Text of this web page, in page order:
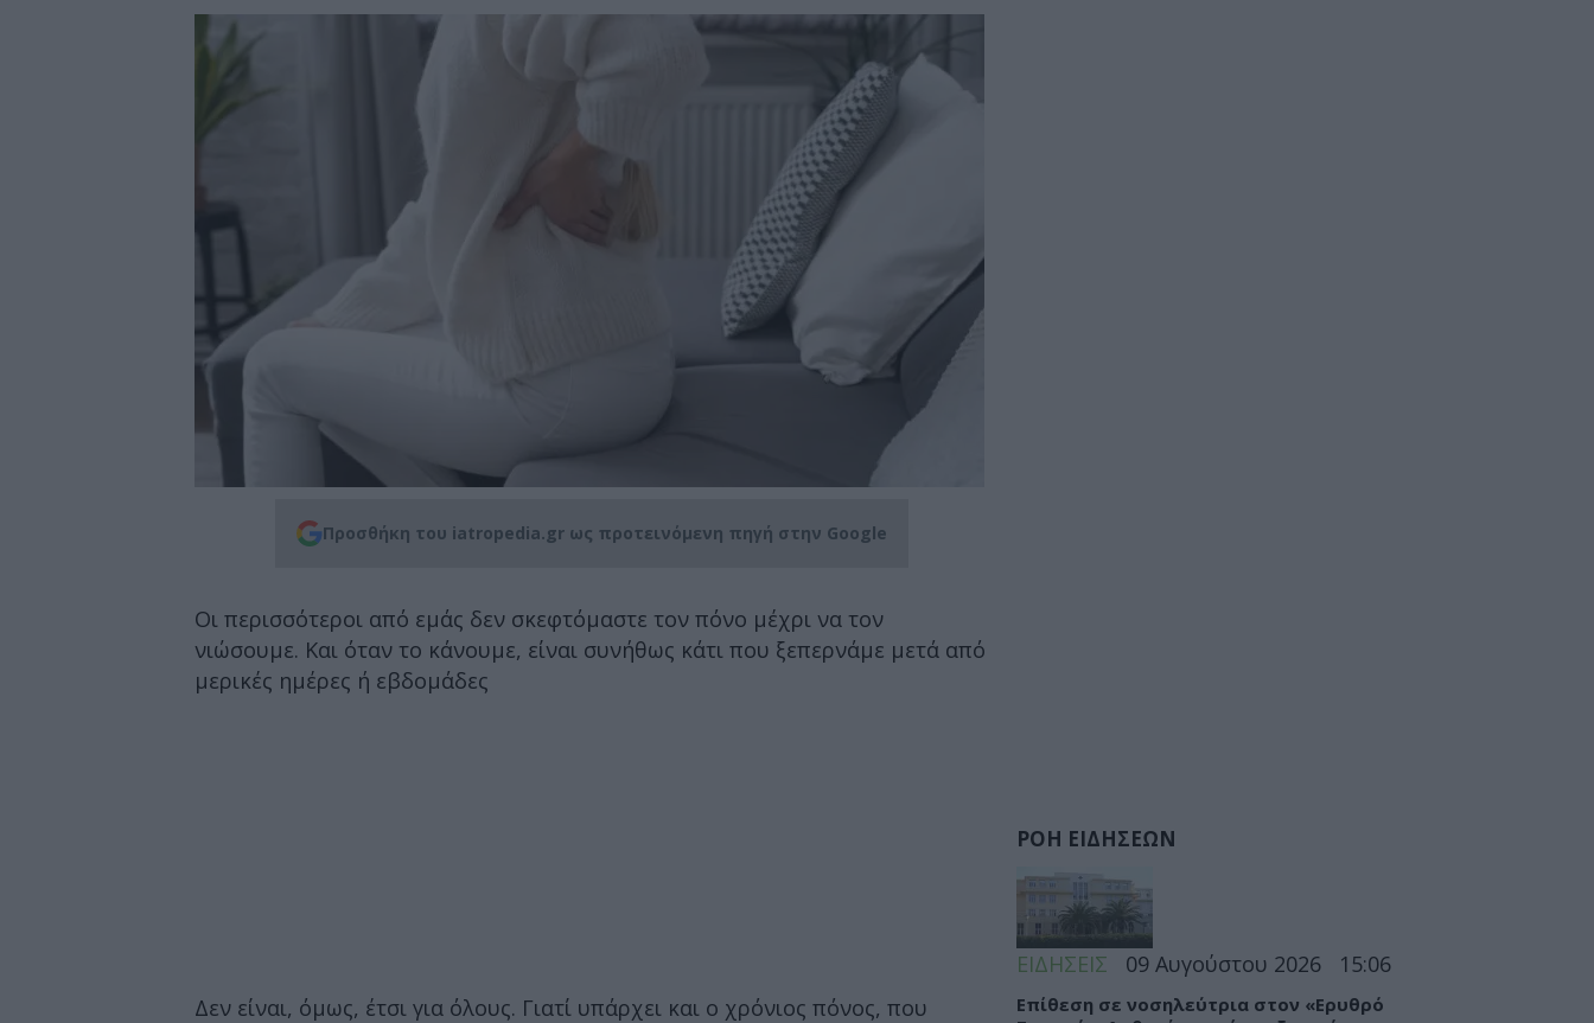
Προσθήκη του iatropedia.gr ως προτεινόμενη πηγή στην Google
Οι περισσότεροι από εμάς δεν σκεφτόμαστε τον πόνο μέχρι να τον
νιώσουμε. Και όταν το κάνουμε, είναι συνήθως κάτι που ξεπερνάμε μετά από
μερικές ημέρες ή εβδομάδες
Δεν είναι, όμως, έτσι για όλους. Γιατί υπάρχει και ο χρόνιος πόνος, που
ΡΟΗ ΕΙΔΗΣΕΩΝ
ΕΙΔΗΣΕΙΣ 09 Αυγούστου 2026 15:06
Eπίθεση σε νοσηλεύτρια στον «Ερυθρό